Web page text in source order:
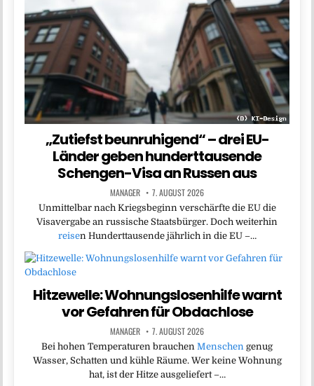
„Zutiefst beunruhigend“ – drei EU-
Länder geben hunderttausende
Schengen-Visa an Russen aus
MANAGER 7. AUGUST 2026
Unmittelbar nach Kriegsbeginn verschärfte die EU die
Visavergabe an russische Staatsbürger. Doch weiterhin
reisen Hunderttausende jährlich in die EU –…
Hitzewelle: Wohnungslosenhilfe warnt
vor Gefahren für Obdachlose
MANAGER 7. AUGUST 2026
Bei hohen Temperaturen brauchen Menschen genug
Wasser, Schatten und kühle Räume. Wer keine Wohnung
hat, ist der Hitze ausgeliefert –…